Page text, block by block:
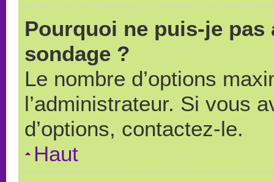
Pourquoi ne puis-je
sondage ?
Le nombre d’options
l’administrateur. Si vous
d’options, contactez-le.
Haut